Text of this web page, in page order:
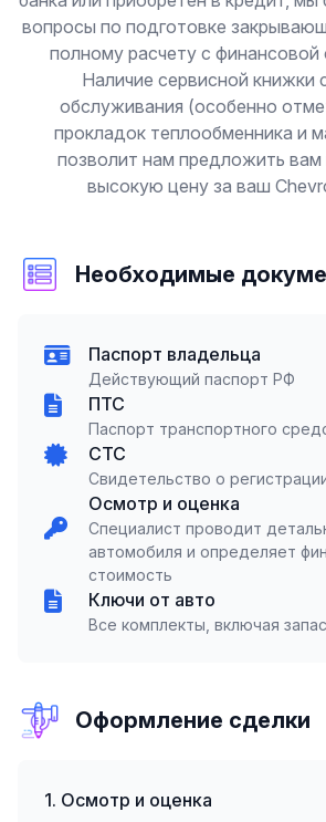
вопросы по подготовке
полному расчету с финансовой
Наличие сервисной книжки
обслуживания (особенно
прокладок теплообменника и
позволит нам предложить вам
высокую цену за ваш
Необходимые
Паспорт владельца
Действующий паспорт РФ
ПТС
Паспорт транспортного
СТС
Свидетельство о
Осмотр и оценка
Специалист проводит
автомобиля и определяет
стоимость
Ключи от авто
Все комплекты, включая
Оформление сделки
1. Осмотр и оценка